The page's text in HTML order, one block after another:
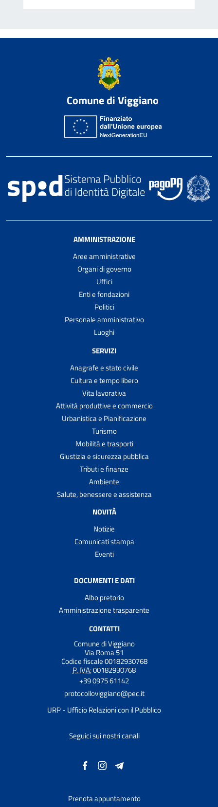
Comune di Viggiano
AMMINISTRAZIONE
Aree amministrative
Organi di governo
Uffici
Enti e fondazioni
Politici
Personale amministrativo
Luoghi
SERVIZI
Anagrafe e stato civile
Cultura e tempo libero
Vita lavorativa
Attività produttive e commercio
Urbanistica e Pianificazione
Turismo
Mobilità e trasporti
Giustizia e sicurezza pubblica
Tributi e finanze
Ambiente
Salute, benessere e assistenza
NOVITÀ
Notizie
Comunicati stampa
Eventi
DOCUMENTI E DATI
Albo pretorio
Amministrazione trasparente
CONTATTI
Comune di Viggiano
Via Roma 51
Codice fiscale 00182930768
P. IVA:00182930768
+39 0975 61142
protocolloviggiano@pec.it
URP - Ufficio Relazioni con il Pubblico
Seguici sui nostri canali
Prenota appuntamento